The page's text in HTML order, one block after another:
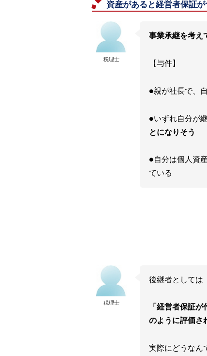
資産があると経営者保証が
税理士
事業承継を考え
【与件】
●親が社長で、
●いずれ自分が
とになりそう
●自分は個人資
ている
税理士
後継者としては
「経営者保証
のように評価さ
実際にどうなん